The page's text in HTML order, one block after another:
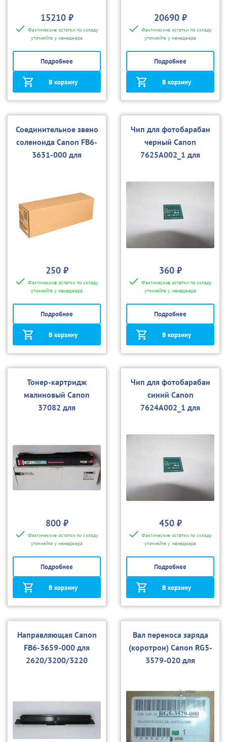
15210 ₽
Фактические остатки по складу
уточняйте у менеджера
Подробнее
В корзину
20690 ₽
Фактические остатки по складу
уточняйте у менеджера
Подробнее
В корзину
Соединительное звено
соленоида Canon FB6-
3631-000 для
250 ₽
Фактические остатки по складу
уточняйте у менеджера
Подробнее
В корзину
Чип для фотобарабан
черный Canon
7625А002_1 для
360 ₽
Фактические остатки по складу
уточняйте у менеджера
Подробнее
В корзину
Тонер-картридж
малиновый Canon
37082 для
800 ₽
Фактические остатки по складу
уточняйте у менеджера
Подробнее
В корзину
Чип для фотобарабан
синий Canon
7624А002_1 для
450 ₽
Фактические остатки по складу
уточняйте у менеджера
Подробнее
В корзину
Направляющая Canon
FB6-3659-000 для
2620/3200/3220
Вал переноса заряда
(коротрон) Canon RG5-
3579-020 для
5185